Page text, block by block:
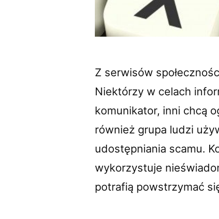
Z serwisów
Niektórzy w celach
komunikator, inni chcą
również grupa ludzi
udostępniania scamu.
wykorzystuje
potrafią powstrzymać